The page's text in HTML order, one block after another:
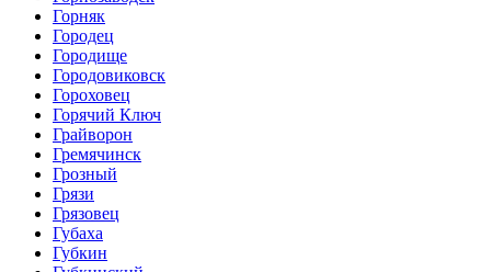
Горняк
Городец
Городище
Городовиковск
Гороховец
Горячий Ключ
Грайворон
Гремячинск
Грозный
Грязи
Грязовец
Губаха
Губкин